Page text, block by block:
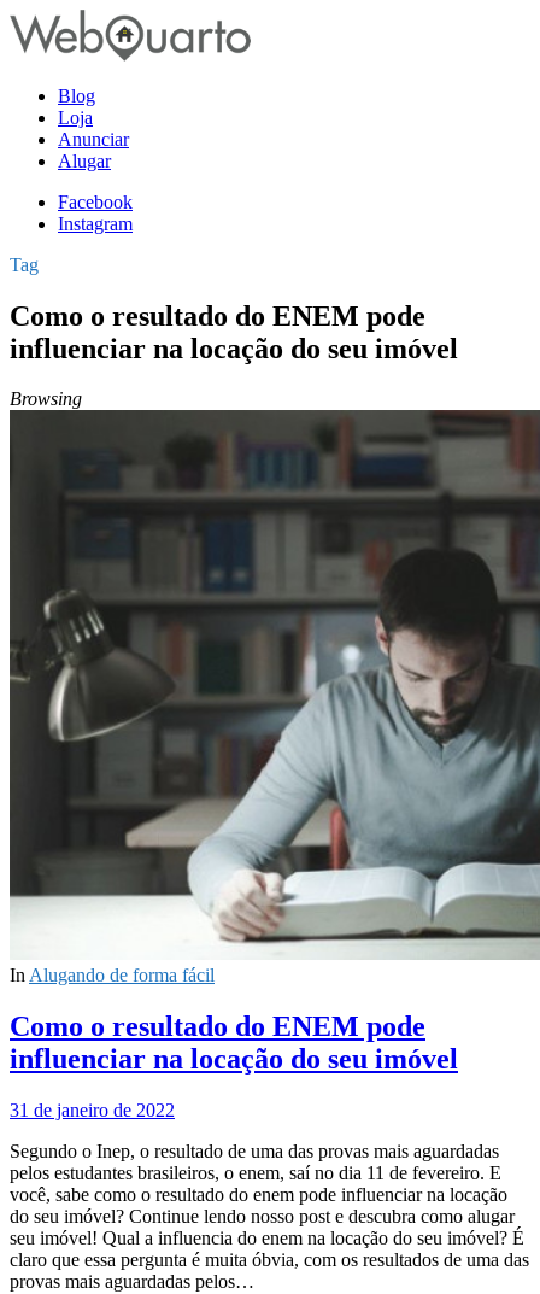
Blog
Loja
Anunciar
Alugar
Facebook
Instagram
Tag
Como o resultado do ENEM pode
influenciar na locação do seu imóvel
Browsing
InAlugando de forma fácil
Como o resultado do ENEM pode
influenciar na locação do seu imóvel
31 de janeiro de 2022
Segundo o Inep, o resultado de uma das provas mais aguardadas
pelos estudantes brasileiros, o enem, saí no dia 11 de fevereiro. E
você, sabe como o resultado do enem pode influenciar na locação
do seu imóvel? Continue lendo nosso post e descubra como alugar
seu imóvel! Qual a influencia do enem na locação do seu imóvel? É
claro que essa pergunta é muita óbvia, com os resultados de uma das
provas mais aguardadas pelos…